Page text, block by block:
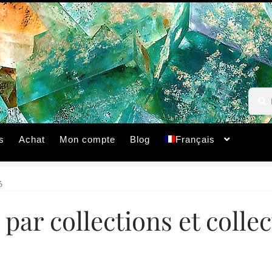
pour :
Achat Mon compte Blog Français
collections et